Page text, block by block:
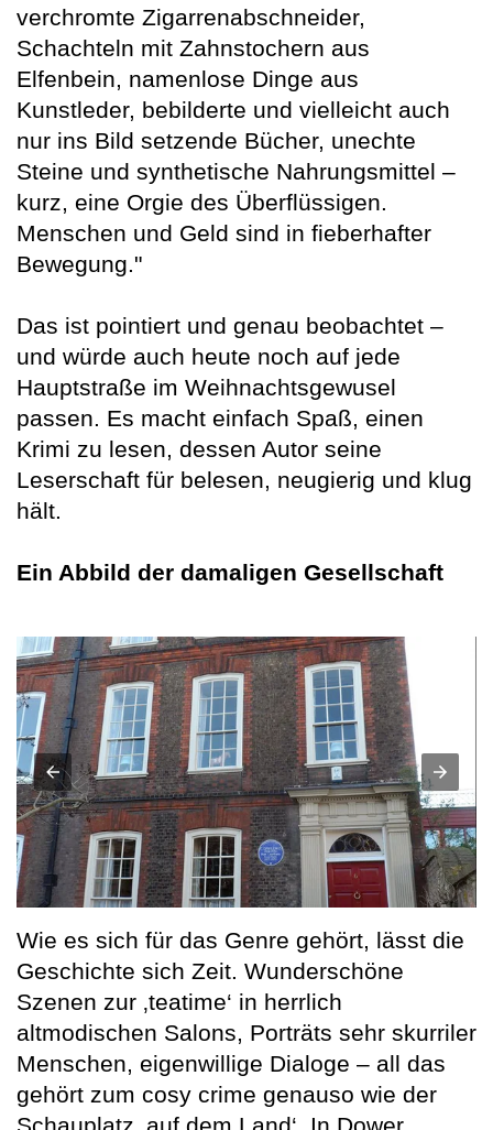
verchromte Zigarrenabschneider,
Schachteln mit Zahnstochern aus
Elfenbein, namenlose Dinge aus
Kunstleder, bebilderte und vielleicht auch
nur ins Bild setzende Bücher, unechte
Steine und synthetische Nahrungsmittel –
kurz, eine Orgie des Überflüssigen.
Menschen und Geld sind in fieberhafter
Bewegung."
Das ist pointiert und genau beobachtet –
und würde auch heute noch auf jede
Hauptstraße im Weihnachtsgewusel
passen. Es macht einfach Spaß, einen
Krimi zu lesen, dessen Autor seine
Leserschaft für belesen, neugierig und klug
hält.
Ein Abbild der damaligen Gesellschaft
Wie es sich für das Genre gehört, lässt die
Geschichte sich Zeit. Wunderschöne
Szenen zur ‚teatime‘ in herrlich
altmodischen Salons, Porträts sehr skurriler
Menschen, eigenwillige Dialoge – all das
gehört zum cosy crime genauso wie der